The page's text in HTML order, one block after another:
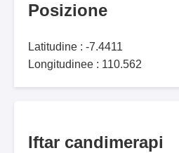
Posizione
Latitudine : -7.4411
Longitudinee : 110.562
Iftar candimerapi